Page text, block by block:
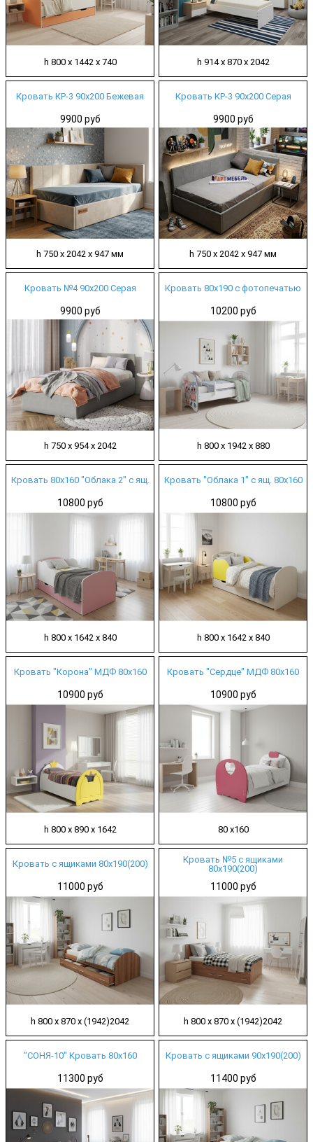
h 800 х 1442 х 740 h 914 х 870 х 2042
Кровать КР-3 90х200 Бежевая
9900 руб
h 750 х 2042 х 947 мм
Кровать КР-3 90х200 Серая
9900 руб
h 750 х 2042 х 947 мм
Кровать №4 90х200 Серая
9900 руб
h 750 х 954 х 2042
Кровать 80х190 с фотопечатью
10200 руб
h 800 х 1942 х 880
Кровать 80х160 "Облака 2" с ящ.
10800 руб
h 800 х 1642 х 840
Кровать "Облака 1" с ящ. 80х160
10800 руб
h 800 х 1642 х 840
Кровать "Корона" МДФ 80х160
10900 руб
h 800 х 890 х 1642
Кровать "Сердце" МДФ 80х160
10900 руб
80 х160
Кровать с ящиками 80х190(200)
11000 руб
h 800 х 870 х (1942)2042
Кровать №5 с ящиками
80х190(200)
11000 руб
h 800 х 870 х (1942)2042
"СОНЯ-10" Кровать 80х160
11300 руб
Кровать с ящиками 90х190(200)
11400 руб